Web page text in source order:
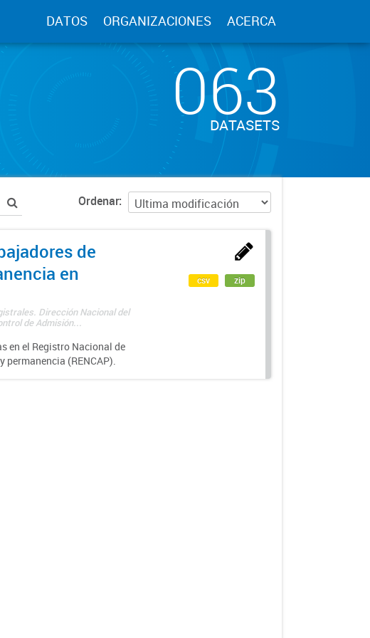
DATOS ORGANIZACIONES ACERCA
063
DATASETS
Ordenar
de
en
Dirección Nacional del
de Admisión...
en el Registro Nacional de
(RENCAP).
csv zip